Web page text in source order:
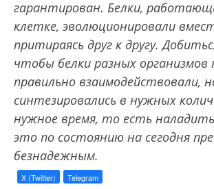
гарантирован. Белки,
клетке, эволюционировали
притираясь друг к другу.
чтобы белки разных организмов
правильно взаимодействовали,
синтезировались в нужных
нужное время, то есть
это по состоянию на сегодня
безнадежным.
X (Twitter) Telegram